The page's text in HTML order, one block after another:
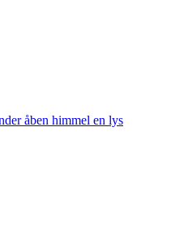
åben himmel en lys